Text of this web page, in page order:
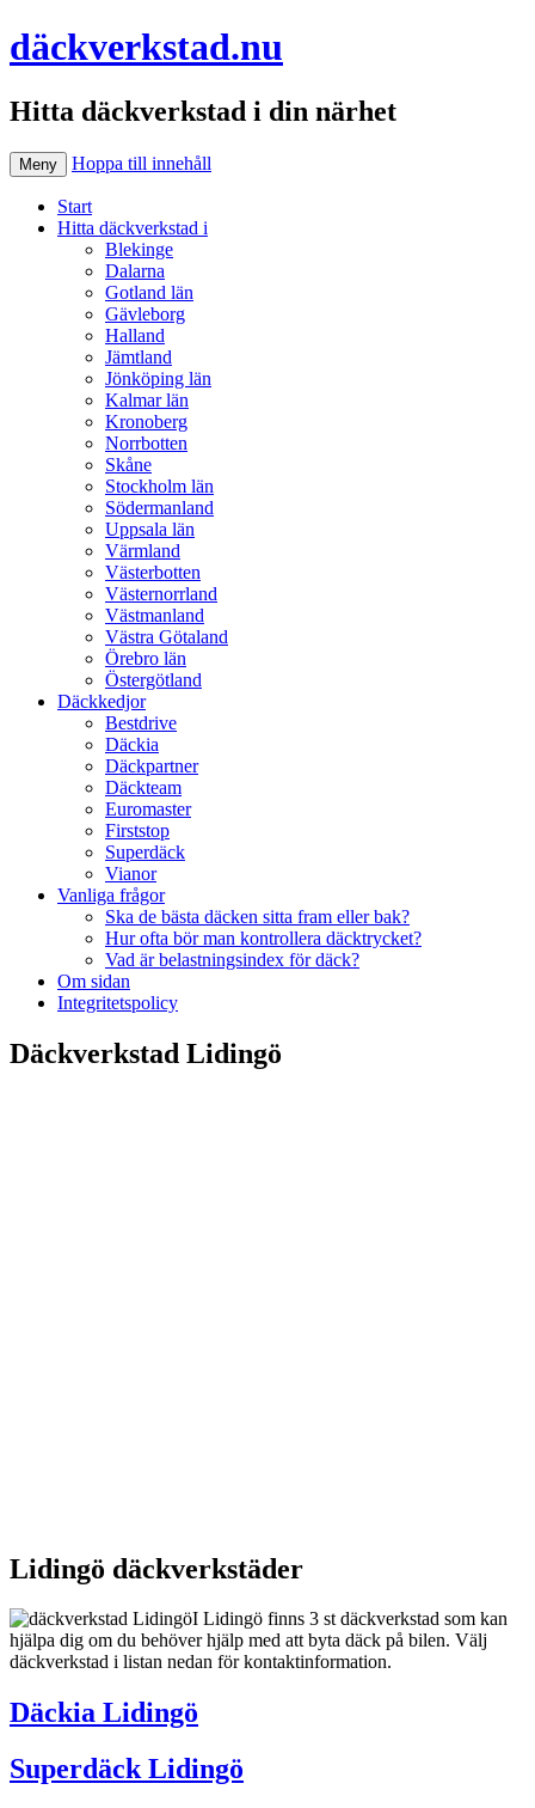
däckverkstad.nu
Hitta däckverkstad i din närhet
Meny Hoppa till innehåll
Start
Hitta däckverkstad i
Blekinge
Dalarna
Gotland län
Gävleborg
Halland
Jämtland
Jönköping län
Kalmar län
Kronoberg
Norrbotten
Skåne
Stockholm län
Södermanland
Uppsala län
Värmland
Västerbotten
Västernorrland
Västmanland
Västra Götaland
Örebro län
Östergötland
Däckkedjor
Bestdrive
Däckia
Däckpartner
Däckteam
Euromaster
Firststop
Superdäck
Vianor
Vanliga frågor
Ska de bästa däcken sitta fram eller bak?
Hur ofta bör man kontrollera däcktrycket?
Vad är belastningsindex för däck?
Om sidan
Integritetspolicy
Däckverkstad Lidingö
Lidingö däckverkstäder
I Lidingö finns 3 st däckverkstad som kan
hjälpa dig om du behöver hjälp med att byta däck på bilen. Välj
däckverkstad i listan nedan för kontaktinformation.
Däckia Lidingö
Superdäck Lidingö